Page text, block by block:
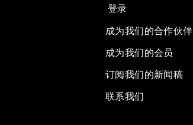
登录
成为我们的合作伙伴
成为我们的会员
订阅我们的新闻稿
联系我们